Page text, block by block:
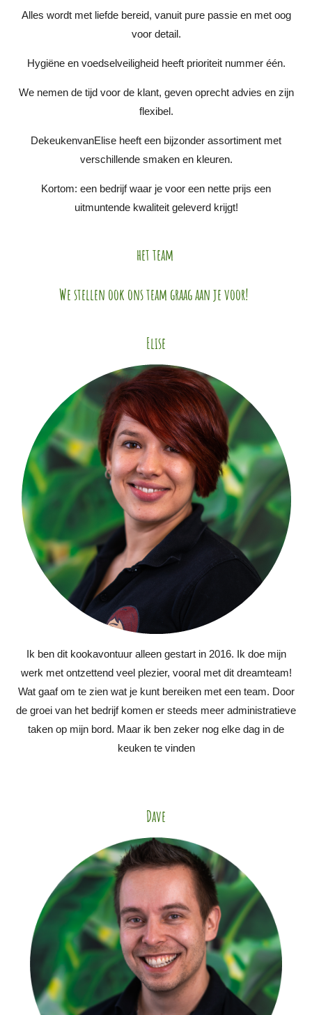
Alles wordt met liefde bereid, vanuit pure passie en met oog
voor detail.
Hygiëne en voedselveiligheid heeft prioriteit nummer één.
We nemen de tijd voor de klant, geven oprecht advies en zijn
flexibel.
DekeukenvanElise heeft een bijzonder assortiment met
verschillende smaken en kleuren.
Kortom: een bedrijf waar je voor een nette prijs een
uitmuntende kwaliteit geleverd krijgt!
het team
We stellen ook ons team graag aan je voor!
Elise
Ik ben dit kookavontuur alleen gestart in 2016. Ik doe mijn
werk met ontzettend veel plezier, vooral met dit dreamteam!
Wat gaaf om te zien wat je kunt bereiken met een team. Door
de groei van het bedrijf komen er steeds meer administratieve
taken op mijn bord. Maar ik ben zeker nog elke dag in de
keuken te vinden
Dave